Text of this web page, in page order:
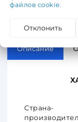
Описание
Страна-
файлов cookie
Отклонить